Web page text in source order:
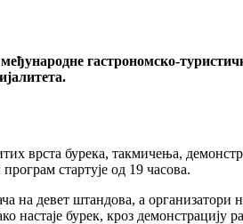
гастрономско-
врста бурека, такмичења,
стартује од 19 часова.
на девет штандова, а
бурек, кроз демонстрацију